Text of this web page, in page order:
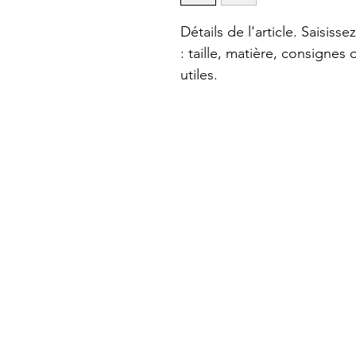
Détails de l'article.
: taille, matière, consignes
utiles.